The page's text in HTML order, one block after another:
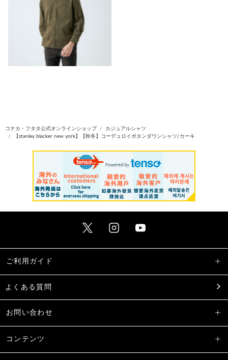
コナカ・フタタ公式オンラインショップ
カジュアルシャツ
【stanley blacker new york】【秋冬】コーデュロイボタンダウンシャツ/カーキ
ご利用ガイド
よくある質問
お問い合わせ
コンテンツ